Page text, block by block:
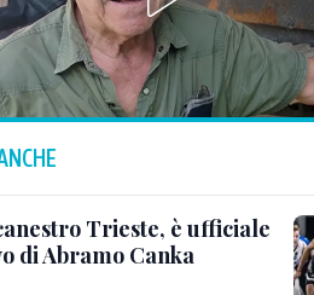
Trieste, è ufficiale
di Abramo Canka